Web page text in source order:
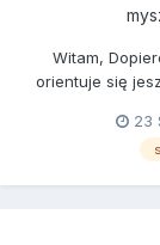
Witam,
orientuje się
forum to coś
łowię na
23